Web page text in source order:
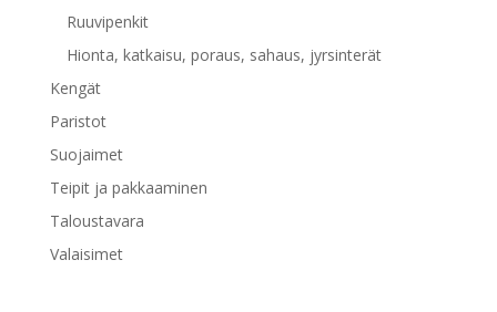
Ruuvipenkit
Hionta, katkaisu, poraus, sahaus, jyrsinterät
Kengät
Paristot
Suojaimet
Teipit ja pakkaaminen
Taloustavara
Valaisimet